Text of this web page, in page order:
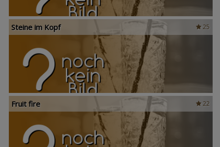
25
Steine im Kopf
22
Fruit fire